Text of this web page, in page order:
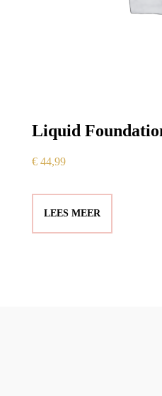
Liquid
€ 44,99
LEES MEER